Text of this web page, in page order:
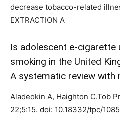
decrease tobacco-related
EXTRACTION A
Is adolescent e-cigarette
smoking in the United
A systematic review with
Aladeokin A, Haighton C.Tob
22;5:15. doi: 10.18332/tpc/